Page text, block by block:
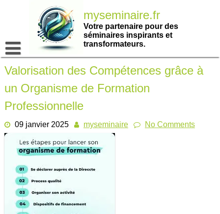
myseminaire.fr
Votre partenaire pour des
séminaires inspirants et
transformateurs.
Valorisation des Compétences grâce à
un Organisme de Formation
Professionnelle
09 janvier 2025 myseminaire No Comments